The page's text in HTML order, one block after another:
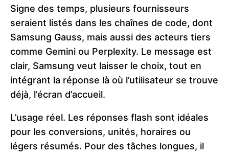
Signe des temps, plusieurs fournisseurs
seraient listés dans les chaînes de code, dont
Samsung Gauss, mais aussi des acteurs tiers
comme Gemini ou Perplexity. Le message est
clair, Samsung veut laisser le choix, tout en
intégrant la réponse là où l’utilisateur se trouve
déjà, l’écran d’accueil.
L’usage réel. Les réponses flash sont idéales
pour les conversions, unités, horaires ou
légers résumés. Pour des tâches longues, il